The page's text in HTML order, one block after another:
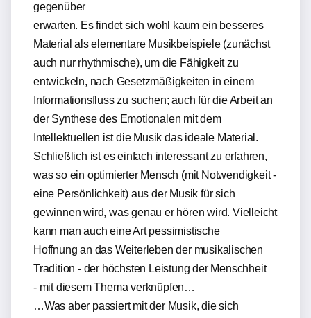
gegenüber
erwarten. Es findet sich wohl kaum ein besseres
Material als elementare Musikbeispiele (zunächst
auch nur rhythmische), um die Fähigkeit zu
entwickeln, nach Gesetzmäßigkeiten in einem
Informationsfluss zu suchen; auch für die Arbeit an
der Synthese des Emotionalen mit dem
Intellektuellen ist die Musik das ideale Material.
Schließlich ist es einfach interessant zu erfahren,
was so ein optimierter Mensch (mit Notwendigkeit -
eine Persönlichkeit) aus der Musik für sich
gewinnen wird, was genau er hören wird. Vielleicht
kann man auch eine Art pessimistische
Hoffnung an das Weiterleben der musikalischen
Tradition - der höchsten Leistung der Menschheit
- mit diesem Thema verknüpfen…
…Was aber passiert mit der Musik, die sich